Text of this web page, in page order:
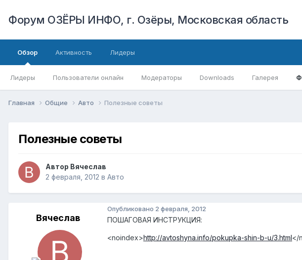
Форум ОЗЁРЫ ИНФО, г. Озёры, Московская область
Обзор
Лидеры Пользователи онлайн Модераторы Downloads Галерея
Активность Лидеры
Главная Общие Авто Полезные советы
Полезные советы
Автор Вячеслав
2 февраля, 2012 в Авто
Вячеслав
Опубликовано 2 февраля, 2012
ПОШАГОВАЯ ИНСТРУКЦИЯ:
<noindex>http://avtoshyna.info/pokupka-shin-b-u/3.html</